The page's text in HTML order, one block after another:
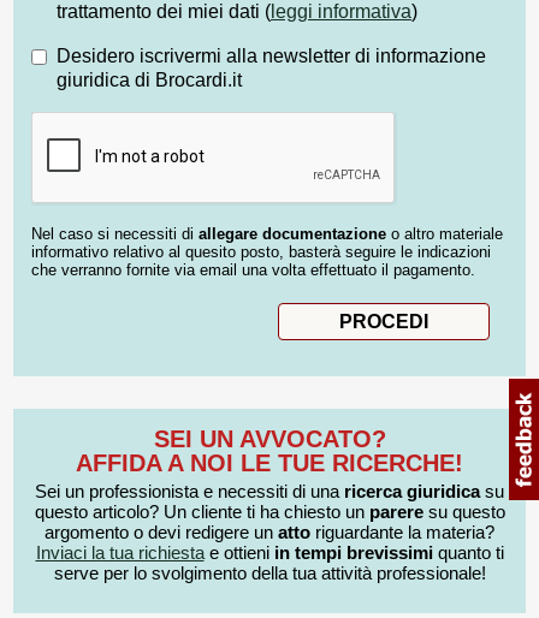
trattamento dei miei dati ( leggi informativa)
Desidero iscrivermi alla newsletter di informazione
giuridica di Brocardi.it
Nel caso si necessiti di allegare documentazione o altro materiale
informativo relativo al quesito posto, basterà seguire le indicazioni
che verranno fornite via email una volta effettuato il pagamento.
SEI UN AVVOCATO?
AFFIDA A NOI LE TUE RICERCHE!
Sei un professionista e necessiti di una ricerca giuridicasu
questo articolo? Un cliente ti ha chiesto un pareresu questo
argomento o devi redigere un atto riguardante la materia?
Inviaci la tua richiestae ottieni in tempi brevissimiquanto ti
serve per lo svolgimento della tua attività professionale!